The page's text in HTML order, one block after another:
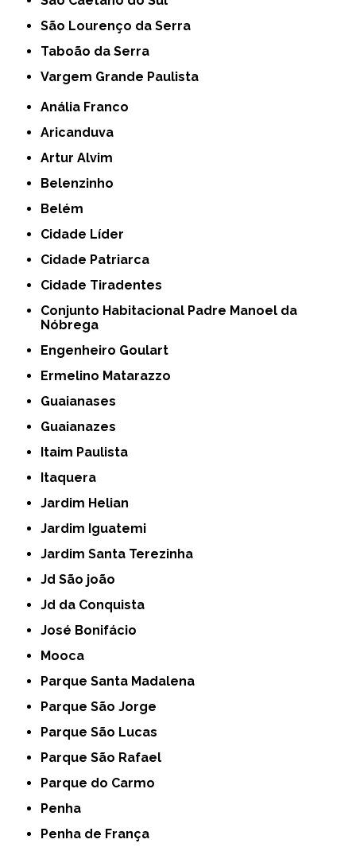
São Lourenço da Serra
Taboão da Serra
Vargem Grande Paulista
Anália Franco
Aricanduva
Artur Alvim
Belenzinho
Belém
Cidade Líder
Cidade Patriarca
Cidade Tiradentes
Conjunto Habitacional Padre Manoel da
Nóbrega
Engenheiro Goulart
Ermelino Matarazzo
Guaianases
Guaianazes
Itaim Paulista
Itaquera
Jardim Helian
Jardim Iguatemi
Jardim Santa Terezinha
Jd São joão
Jd da Conquista
José Bonifácio
Mooca
Parque Santa Madalena
Parque São Jorge
Parque São Lucas
Parque São Rafael
Parque do Carmo
Penha
Penha de França